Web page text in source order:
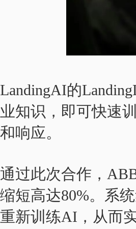
LandingAI的
业知识，即可快速
和响应。
通过此次合作，
缩短高达80%。系
重新训练AI，从而